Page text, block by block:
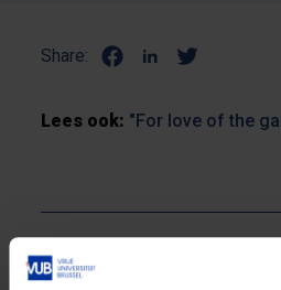
Share:
Lees ook: "For love of the